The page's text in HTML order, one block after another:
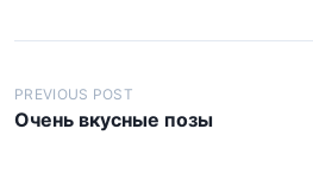
Н
а
PREVIOUS POST
Очень вкусные позы